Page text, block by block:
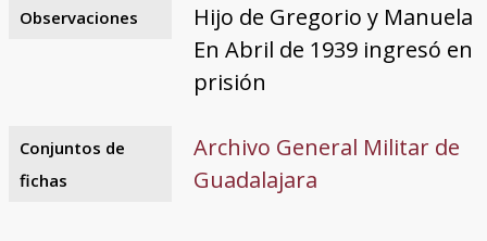
Observaciones
Hijo de Gregorio y Manuela
En Abril de 1939 ingresó en
prisión
Conjuntos de
fichas
Archivo General Militar de
Guadalajara